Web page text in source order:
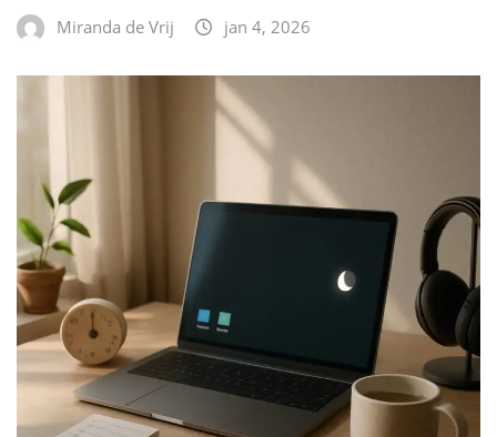
Miranda de Vrij jan 4, 2026